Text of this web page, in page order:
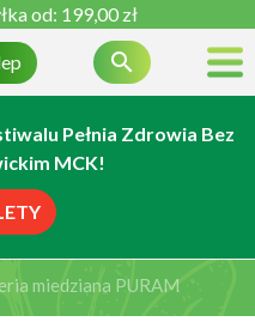
od: 199,00 zł

Pełnia Zdrowia Bez
MCK!
miedziana PURAM